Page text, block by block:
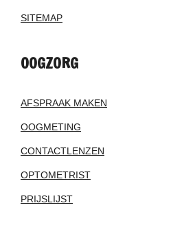
SITEMAP
OOGZORG
AFSPRAAK MAKEN
OOGMETING
CONTACTLENZEN
OPTOMETRIST
PRIJSLIJST